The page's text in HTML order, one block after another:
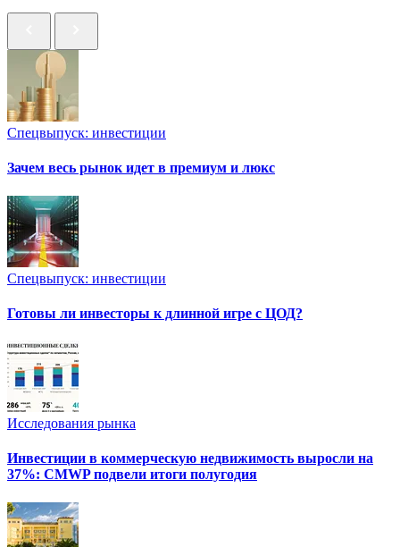
Спецвыпуск: инвестиции
Зачем весь рынок идет в премиум и люкс
Спецвыпуск: инвестиции
Готовы ли инвесторы к длинной игре с ЦОД?
Исследования рынка
Инвестиции в коммерческую недвижимость выросли на
37%: CMWP подвели итоги полугодия